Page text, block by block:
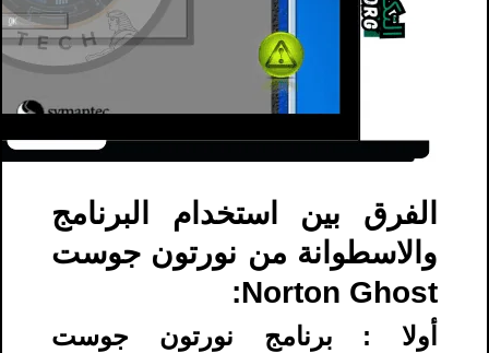
الفرق بين استخدام البرنامج
والاسطوانة من نورتون جوست
Norton Ghost:
أولا : برنامج نورتون جوست